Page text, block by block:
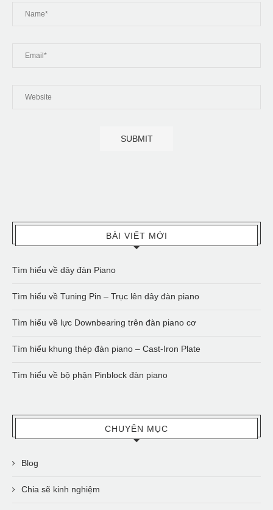
BÀI VIẾT MỚI
Tìm hiểu về dây đàn Piano
Tìm hiểu về Tuning Pin – Trục lên dây đàn piano
Tìm hiểu về lực Downbearing trên đàn piano cơ
Tìm hiểu khung thép đàn piano – Cast-Iron Plate
Tìm hiểu về bộ phận Pinblock đàn piano
CHUYÊN MỤC
Blog
Chia sẽ kinh nghiệm